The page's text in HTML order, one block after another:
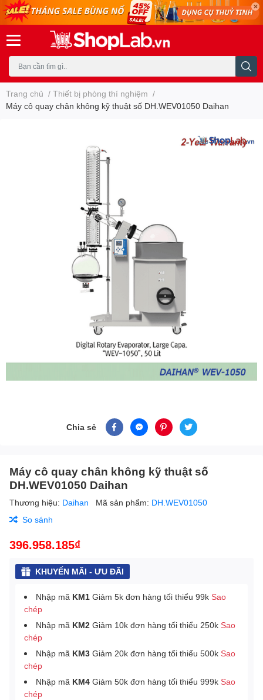
Trang chủ / Thiết bị phòng thí nghiệm /
Máy cô quay chân không kỹ thuật số DH.WEV01050 Daihan
Chia sẻ
Máy cô quay chân không kỹ thuật số
DH.WEV01050 Daihan
Thương hiệu: Daihan Mã sản phẩm: DH.WEV01050
So sánh
396.958.185₫
KHUYẾN MÃI - ƯU ĐÃI
Nhập mã KM1 Giảm 5k đơn hàng tối thiểu 99k Sao
chép
Nhập mã KM2 Giảm 10k đơn hàng tối thiểu 250k Sao
chép
Nhập mã KM3 Giảm 20k đơn hàng tối thiểu 500k Sao
chép
Nhập mã KM4 Giảm 50k đơn hàng tối thiểu 999k Sao
chép